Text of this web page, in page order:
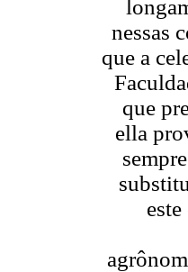
nessas
que a
que
ella